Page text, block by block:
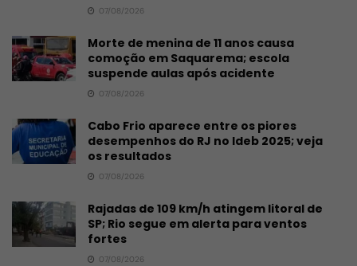
07/08/2026
Morte de menina de 11 anos causa
comoção em Saquarema; escola
suspende aulas após acidente
07/08/2026
Cabo Frio aparece entre os piores
desempenhos do RJ no Ideb 2025; veja
os resultados
07/08/2026
Rajadas de 109 km/h atingem litoral de
SP; Rio segue em alerta para ventos
fortes
07/08/2026